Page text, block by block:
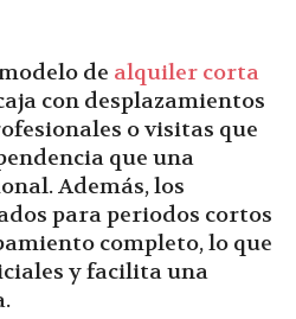
de alquiler corta
con desplazamientos
o visitas que
que una
Además, los
para periodos cortos
completo, lo que
y facilita una